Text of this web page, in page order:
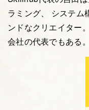
ラミング、 システム
ンドなクリエイター
会社の代表でもある。